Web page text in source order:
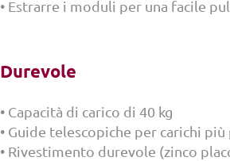
• Estrarre i moduli per una facile
Durevole
• Capacità di carico di 40 kg
• Guide telescopiche per carichi più
• Rivestimento durevole (zinco